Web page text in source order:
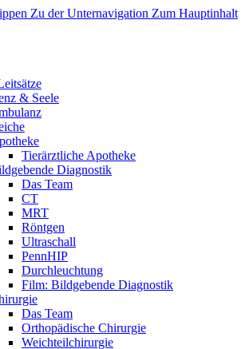
Zu der Unternavigation Zum Hauptinhalt
& Seele
Tierärztliche Apotheke
Diagnostik
Das Team
CT
MRT
Röntgen
Ultraschall
PennHIP
Durchleuchtung
Film: Bildgebende Diagnostik
Das Team
Orthopädische Chirurgie
Weichteilchirurgie